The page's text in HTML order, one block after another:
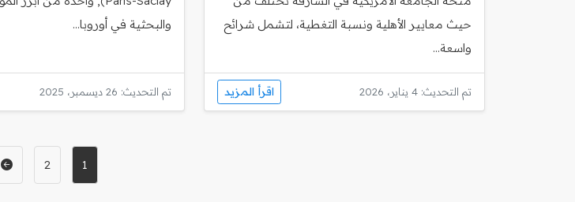
حيث معايير الأهلية ونسبة التغطية، لتشمل شرائح
واسعة...
تم التحديث: 4 يناير، 2026 اقرأ المزيد
والبحثية في أوروبا...
تم التحديث: 26 ديسمبر، 2025
1
2